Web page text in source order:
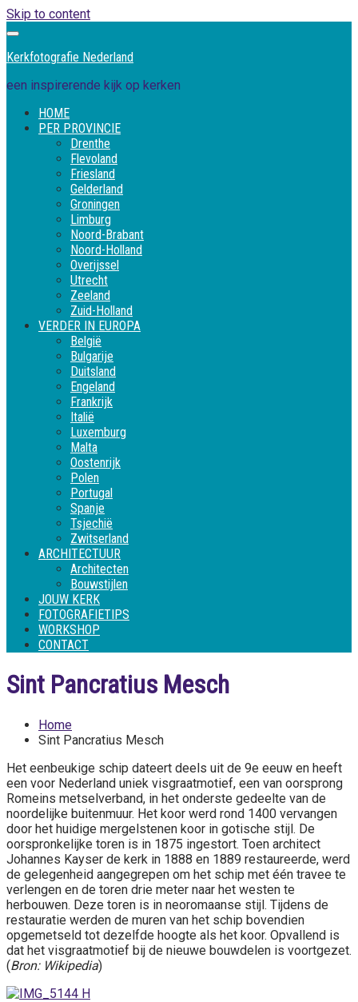
Skip to content
Kerkfotografie Nederland
een inspirerende kijk op kerken
HOME
PER PROVINCIE
Drenthe
Flevoland
Friesland
Gelderland
Groningen
Limburg
Noord-Brabant
Noord-Holland
Overijssel
Utrecht
Zeeland
Zuid-Holland
VERDER IN EUROPA
België
Bulgarije
Duitsland
Engeland
Frankrijk
Italië
Luxemburg
Malta
Oostenrijk
Polen
Portugal
Spanje
Tsjechië
Zwitserland
ARCHITECTUUR
Architecten
Bouwstijlen
JOUW KERK
FOTOGRAFIETIPS
WORKSHOP
CONTACT
Sint Pancratius Mesch
Home
Sint Pancratius Mesch
Het eenbeukige schip dateert deels uit de 9e eeuw en heeft
een voor Nederland uniek visgraatmotief, een van oorsprong
Romeins metselverband, in het onderste gedeelte van de
noordelijke buitenmuur. Het koor werd rond 1400 vervangen
door het huidige mergelstenen koor in gotische stijl. De
oorspronkelijke toren is in 1875 ingestort. Toen architect
Johannes Kayser de kerk in 1888 en 1889 restaureerde, werd
de gelegenheid aangegrepen om het schip met één travee te
verlengen en de toren drie meter naar het westen te
herbouwen. Deze toren is in neoromaanse stijl. Tijdens de
restauratie werden de muren van het schip bovendien
opgemetseld tot dezelfde hoogte als het koor. Opvallend is
dat het visgraatmotief bij de nieuwe bouwdelen is voortgezet.
(Bron: Wikipedia)